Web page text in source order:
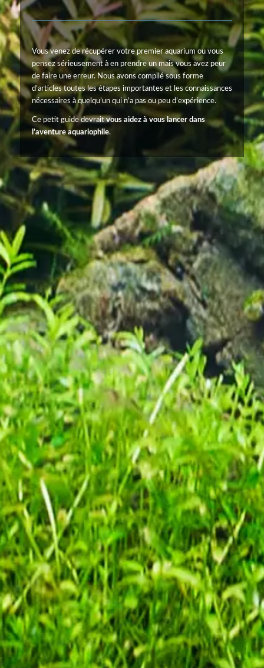
Vous venez de récupérer votre premier aquarium ou vous
pensez sérieusement à en prendre un mais vous avez peur
de faire une erreur. Nous avons compilé sous forme
d’articles toutes les étapes importantes et les connaissances
nécessaires à quelqu’un qui n’a pas ou peu d’expérience.
Ce petit guide devraitvous aidez à vous lancer dans
l’aventure aquariophile.